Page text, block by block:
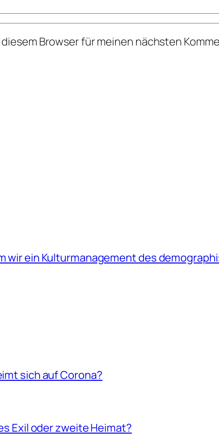
Browser für meinen nächsten
ein Kulturmanagement des
sich auf Corona?
Exil oder zweite Heimat?